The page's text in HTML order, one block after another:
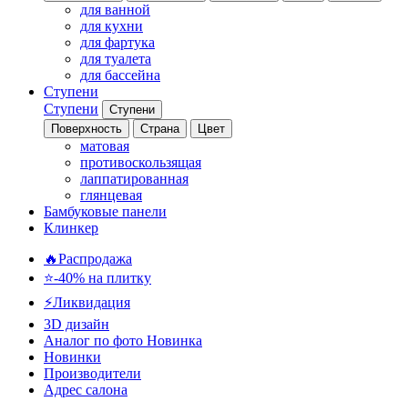
для ванной
для кухни
для фартука
для туалета
для бассейна
Ступени
Ступени
Ступени
Поверхность
Страна Цвет
матовая
противоскользящая
лаппатированная
глянцевая
Бамбуковые панели
Клинкер
🔥Распродажа
⭐-40% на плитку
⚡️Ликвидация
3D дизайн
Аналог по фото Новинка
Новинки
Производители
Адрес салона